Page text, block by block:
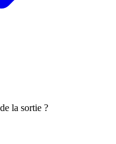
la sortie ?